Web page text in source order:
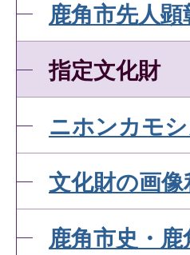
鹿角市先人顕
指定文化財
ニホンカモ
文化財の画
鹿角市史・